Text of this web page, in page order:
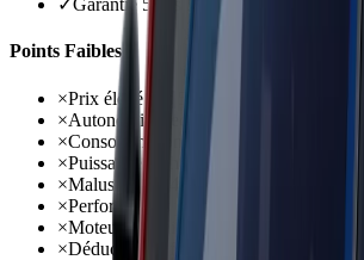
✓Garantie 5 ans kilométrage illimité
Points Faibles
×Prix élevé dès 59 500 euros minimum
×Autonomie électrique décevante 30 km
×Consommations batterie vide jusqu'à 10
×Puissance recharge très faible 3,7 kW
×Malus masse 4820 euros sur version
×Performances justes en charge avec 2,2
×Moteur thermique bruyant sous forte
×Déductibilité fiscale limitée 51 pourcent